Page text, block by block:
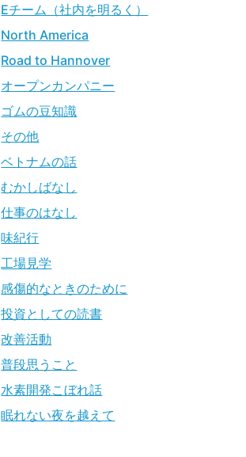
Eチーム（社内を明るく）
North America
Road to Hannover
オープンカンパニー
ゴムの豆知識
その他
ベトナムの話
むかしばなし
仕事のはなし
味紀行
工場見学
感傷的なときのために
投資としての読書
改善活動
普段思うこと
水素開発こぼれ話
眠れない夜を越えて